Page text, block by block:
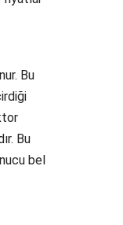
Bu
Bu
bel